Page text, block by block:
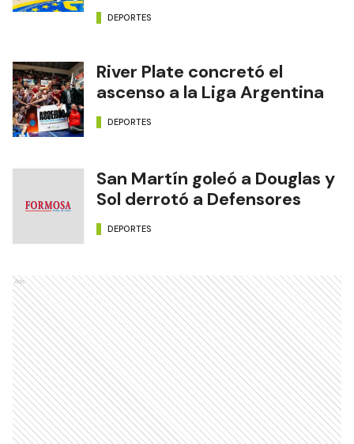
DEPORTES
River Plate concretó el
ascenso a la Liga Argentina
DEPORTES
San Martín goleó a Douglas y
Sol derrotó a Defensores
DEPORTES
Ads